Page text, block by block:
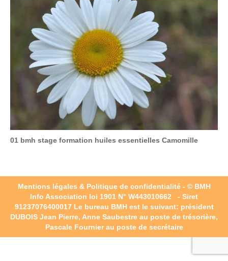
01 bmh stage formation huiles essentielles Camomille
Mentions légales & Politique de confidentialité- © BMH
Info Association loi 1901 N° W443010662 - Siret
91237076400017Le bureau BMH est le suivant: président
DUBOIS Jean Pierre, Anne Saubestre au poste de trésorière,
Pascale Fournier au poste de secrétaire